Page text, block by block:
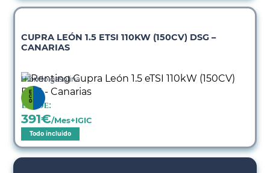
CUPRA LEÓN 1.5 ETSI 110KW (150CV) DSG –
CANARIAS
Híbrido gasolina
Desde:
391€/Mes+IGIC
Todo incluido